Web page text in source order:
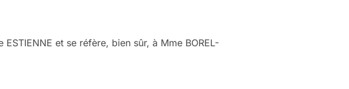
et se réfère, bien sûr, à Mme BOREL-